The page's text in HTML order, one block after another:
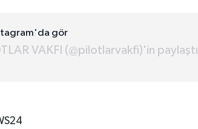
gör
VAKFI (@pilotlarvakfi)'in